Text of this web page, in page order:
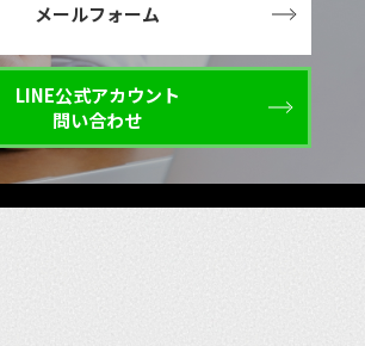
メールフォーム
LINE公式アカウント
問い合わせ